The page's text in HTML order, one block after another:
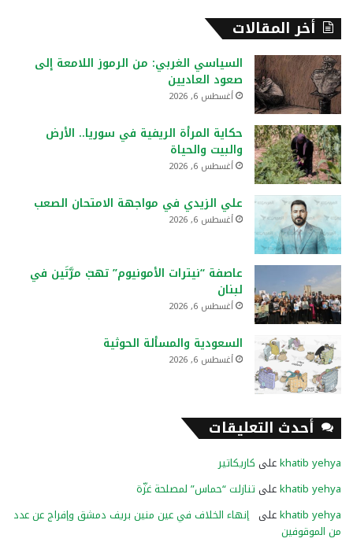
أخر المقالات
السياسي الغربي: من الرموز اللامعة إلى
صعود العاديين
أغسطس 6, 2026
حكاية المرأة الريفية في سوريا.. الأرض
والبيت والحياة
أغسطس 6, 2026
علي الزيدي في مواجهة الامتحان الصعب
أغسطس 6, 2026
عاصفة “نيترات الأمونيوم” تهبّ مرَّتَين في
لبنان
أغسطس 6, 2026
السعودية والمسألة الحوثية
أغسطس 6, 2026
أحدث التعليقات
khatib yehyaعلى كاريكاتير
khatib yehyaعلى تنازلت “حماس” لمصلحة غزّة
khatib yehyaعلى إنهاء الخلاف في عين منين بريف دمشق وإفراج عن عدد
من الموقوفين